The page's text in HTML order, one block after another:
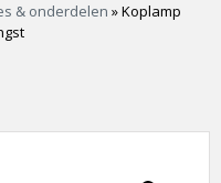
& onderdelen »Koplamp